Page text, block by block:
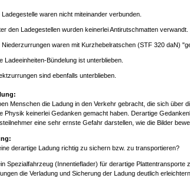
Ladegestelle waren nicht miteinander verbunden.
den Ladegestellen wurden keinerlei Antirutschmatten verwandt.
Niederzurrungen waren mit Kurzhebelratschen (STF 320 daN)
Ladeeinheiten-Bündelung ist unterblieben.
sind ebenfalls unterblieben.
Menschen die Ladung in den Verkehr gebracht, die sich über
Physik keinerlei Gedanken gemacht haben. Derartige
eine sehr ernste Gefahr darstellen, wie die Bilder
derartige Ladung richtig zu sichern bzw. zu transportieren?
Spezialfahrzeug (Innentieflader) für derartige Plattentransporte
die Verladung und Sicherung der Ladung deutlich